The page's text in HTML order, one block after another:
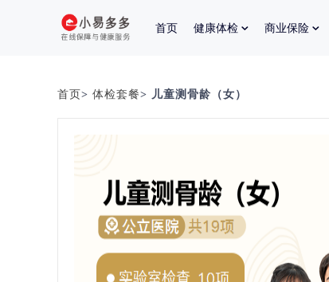
首页 健康体检 商业保险
首页> 体检套餐> 儿童测骨龄（女）